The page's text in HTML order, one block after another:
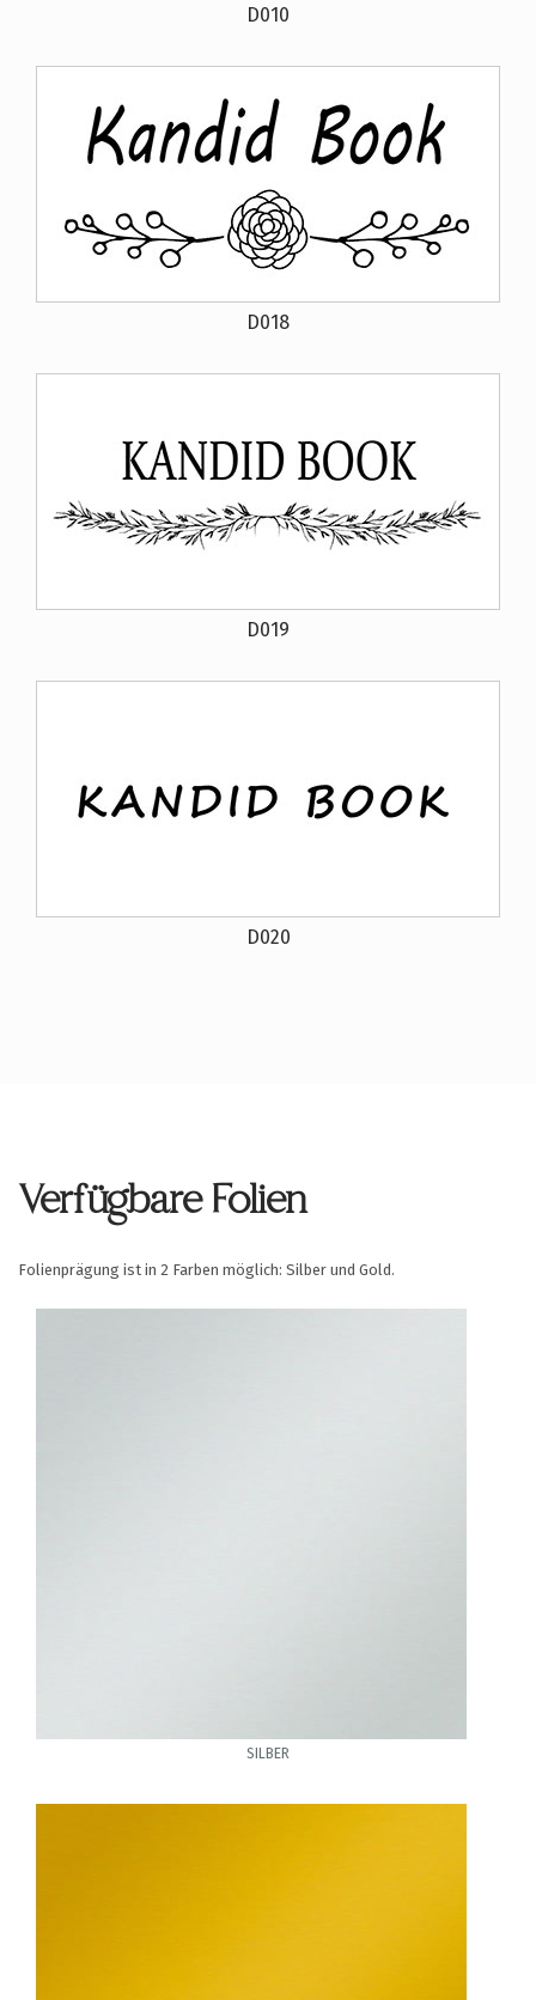
D010
D018
D019
D020
Verfügbare Folien
Folienprägung ist in 2 Farben möglich: Silber und Gold.
SILBER